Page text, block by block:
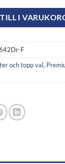
I
F
och topp val,